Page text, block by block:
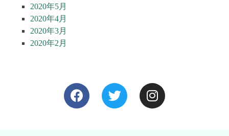
2020年5月
2020年4月
2020年3月
2020年2月